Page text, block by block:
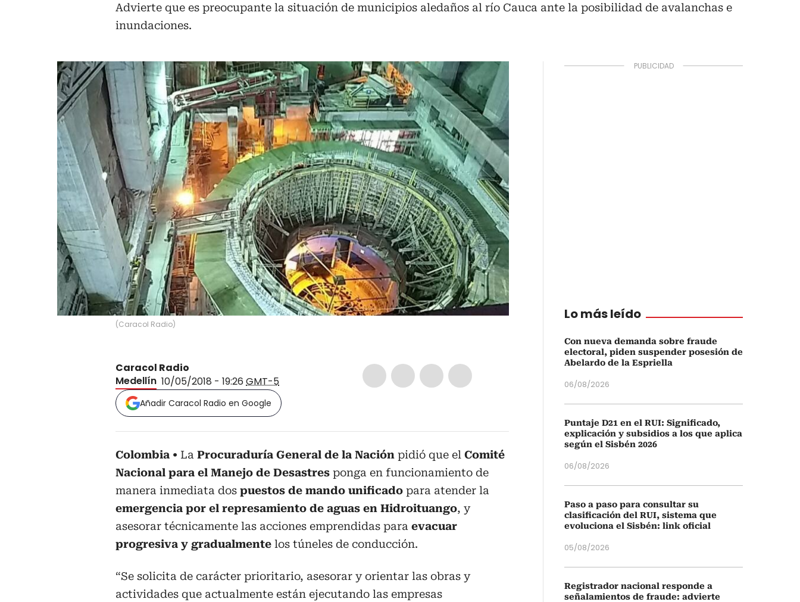
Advierte que es preocupante la situación de municipios aledaños al río Cauca ante la posibilidad de avalanchas e
inundaciones.
(Caracol Radio)
Caracol Radio
Medellín 10/05/2018 - 19:26 GMT-5
Añadir Caracol Radio en Google
Colombia La Procuraduría General de la Nación pidió que el Comité
Nacional para el Manejo de Desastres ponga en funcionamiento de
manera inmediata dos puestos de mando unificado para atender la
emergencia por el represamiento de aguas en Hidroituango, y
asesorar técnicamente las acciones emprendidas para evacuar
progresiva y gradualmente los túneles de conducción.
“Se solicita de carácter prioritario, asesorar y orientar las obras y
actividades que actualmente están ejecutando las empresas
Lo más leído
Con nueva demanda sobre fraude
electoral, piden suspender posesión de
Abelardo de la Espriella
06/08/2026
Puntaje D21 en el RUI: Significado,
explicación y subsidios a los que aplica
según el Sisbén 2026
06/08/2026
Paso a paso para consultar su
clasificación del RUI, sistema que
evoluciona el Sisbén: link oficial
05/08/2026
Registrador nacional responde a
señalamientos de fraude: advierte